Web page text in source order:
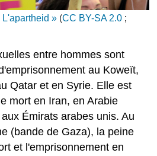
L'apartheid » (CC BY-SA 2.0 ;
entre hommes sont
au Koweït,
Qatar et en Syrie. Elle est
mort en Iran, en Arabie
Émirats arabes unis. Au
(bande de Gaza), la peine
et l'emprisonnement en